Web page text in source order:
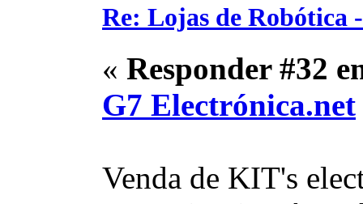
Re: Lojas de Robótica
« Responder #32
G7 Electrónica.net
Venda de KIT's